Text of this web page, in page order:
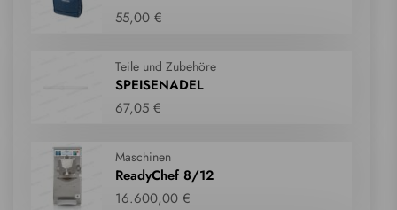
55,00 €
Teile und Zubehöre
SPEISENADEL
67,05 €
Maschinen
ReadyChef 8/12
16.600,00 €